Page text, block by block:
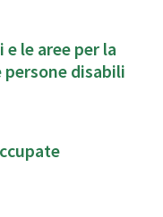
le aree per la
disabili